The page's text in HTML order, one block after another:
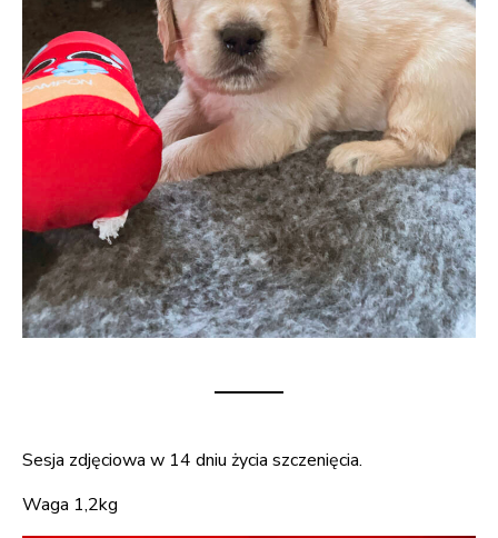
Sesja zdjęciowa w 14 dniu życia szczenięcia.
Waga 1,2kg